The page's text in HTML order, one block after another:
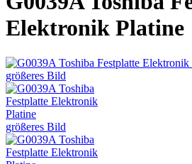
Elektronik Platine
größeres Bild
größeres Bild